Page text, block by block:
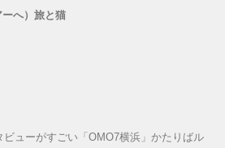
へ）旅と猫
ューがすごい「OMO7横浜」かたりばル